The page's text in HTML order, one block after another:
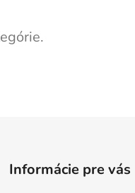
Informácie pre vás